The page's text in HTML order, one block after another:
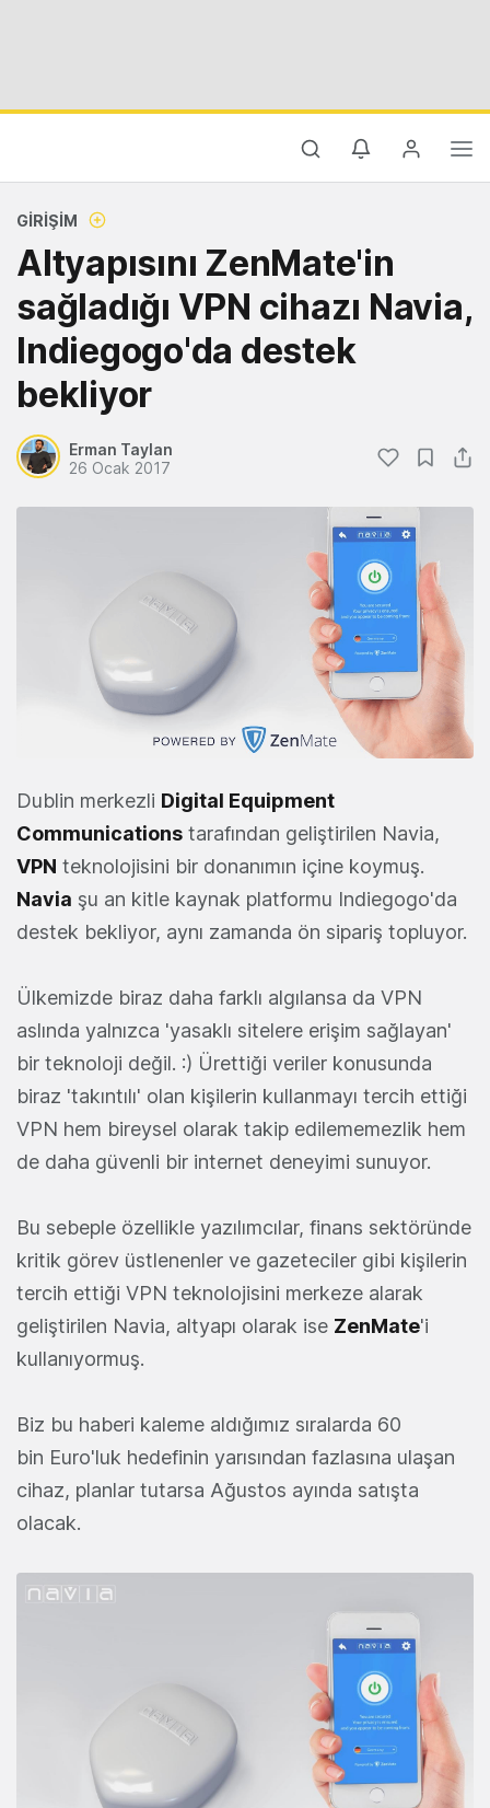
GIRIŞIM
Altyapısını ZenMate'in
sağladığı VPN cihazı Navia,
Indiegogo'da destek
bekliyor
Erman Taylan
26 Ocak 2017
Dublin merkezli Digital Equipment
Communications tarafından geliştirilen Navia,
VPN teknolojisini bir donanımın içine koymuş.
Navia şu an kitle kaynak platformu Indiegogo'da
destek bekliyor, aynı zamanda ön sipariş topluyor.
Ülkemizde biraz daha farklı algılansa da VPN
aslında yalnızca 'yasaklı sitelere erişim sağlayan'
bir teknoloji değil. :) Ürettiği veriler konusunda
biraz 'takıntılı' olan kişilerin kullanmayı tercih ettiği
VPN hem bireysel olarak takip edilememezlik hem
de daha güvenli bir internet deneyimi sunuyor.
Bu sebeple özellikle yazılımcılar, finans sektöründe
kritik görev üstlenenler ve gazeteciler gibi kişilerin
tercih ettiği VPN teknolojisini merkeze alarak
geliştirilen Navia, altyapı olarak ise ZenMate'i
kullanıyormuş.
Biz bu haberi kaleme aldığımız sıralarda 60
bin Euro'luk hedefinin yarısından fazlasına ulaşan
cihaz, planlar tutarsa Ağustos ayında satışta
olacak.